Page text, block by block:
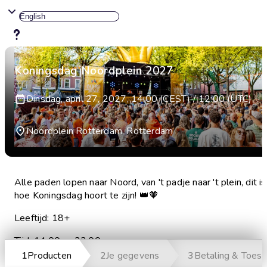
Koningsdag Noordplein 2027
Dinsdag, april 27, 2027, 14:00 (CEST) / 12:00 (UTC)
Noordplein Rotterdam, Rotterdam
Alle paden lopen naar Noord, van 't padje naar 't plein, dit is
hoe Koningsdag hoort te zijn! 👑🧡
Leeftijd: 18+
Tijd: 14.00u - 23.00u
1Producten 2Je gegevens 3Betaling &